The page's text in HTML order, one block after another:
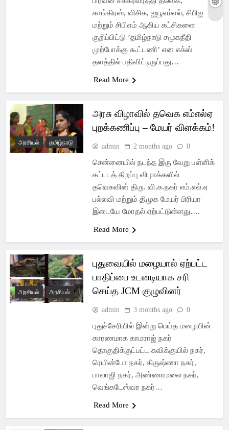
காங்கிரஸ், விசிக, ஐயூஎம்எல், சிபிஐ
மற்றும் சிபிஎம் ஆகிய கட்சிகளை
குறிப்பிட்டு ’தமிழ்நாடு சமூகநீதி
முற்போக்கு கூட்டணி’ என எக்ஸ்
தளத்தில் பதிவிட்டிருப்பது…
Read More
அரசியல் தமிழ்நாடு
அரசு விழாவில் தவெக எம்எல்ஏ
புறக்கணிப்பு – மேயர் விளக்கம்!
admin 2 months ago 0
சென்னையில் நடந்த இரு வேறு பள்ளிக்
கட்டடத் திறப்பு விழாக்களில்
தவெகவின் திரு. வி.க.நகர் எம்.எல்.ஏ
பல்லவி மற்றும் திமுக மேயர் பிரியா
இடையே மோதல் ஏற்பட்டுள்ளது….
Read More
அரசியல் அரசியல்
புதுவையில் மழையால் ஏற்பட்ட
பாதிப்பை உடனடியாக சரி
செய்த JCM குழுவினர்
admin 3 months ago 0
புதுச்சேரியில் இன்று பெய்த மழையின்
காரணமாக காமராஜ் நகர்
தொகுதிக்குட்பட்ட கவிக்குயில் நகர்,
ரெயின்போ நகர், கிருஷ்ணா நகர்,
பாலாஜி நகர், அண்ணாமலை நகர்,
வெங்கடேஸ்வர நகர்…
Read More